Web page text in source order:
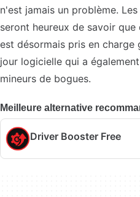
n'est jamais un problème.
seront heureux de savoir
est désormais pris en charge
jour logicielle qui a
mineurs de bogues.
Meilleure alternative
Driver Booster Free